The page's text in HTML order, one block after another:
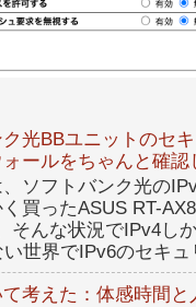
光BBユニットのセ
ールをちゃんと確認
ソフトバンク光の
く買ったASUS RT-
そんな状況でIPv4し
世界でIPv6のセキ
て考えた：体感時間